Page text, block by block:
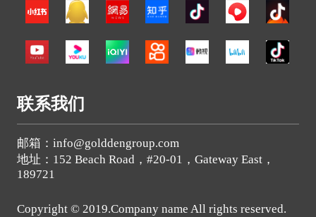
联系我们
邮箱：info@golddengroup.com
地址：152 Beach Road，#20-01，Gateway East，
189721
Copyright © 2019.Company name All rights reserved.